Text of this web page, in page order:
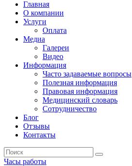
Главная
О компании
Услуги
Оплата
Медиа
Галереи
Видео
Информация
Часто задаваемые вопросы
Полезная информация
Правовая информация
Медицинский словарь
Сотрудничество
Блог
Отзывы
Контакты
Часы работы